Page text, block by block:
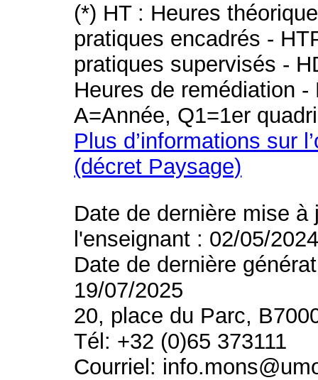
(*) HT : Heures
pratiques encadrés -
pratiques supervisés -
Heures de remédiation
A=Année, Q1=1er
Plus d’informations sur
(décret Paysage)
Date de dernière mise
l'enseignant : 02/05/
Date de dernière
19/07/2025
20, place du Parc,
Tél: +32 (0)65 373111
Courriel: